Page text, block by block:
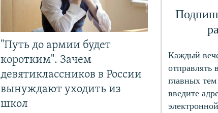
"Путь до армии будет
коротким". Зачем
девятиклассников в России
вынуждают уходить из
школ